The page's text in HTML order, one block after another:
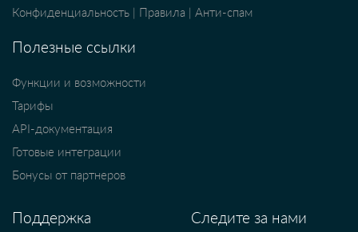
Конфиденциальность
Правила Анти-спам
Полезные ссылки
Функции и возможности
Тарифы
API-документация
Готовые интеграции
Бонусы от партнеров
Поддержка Следите за нами